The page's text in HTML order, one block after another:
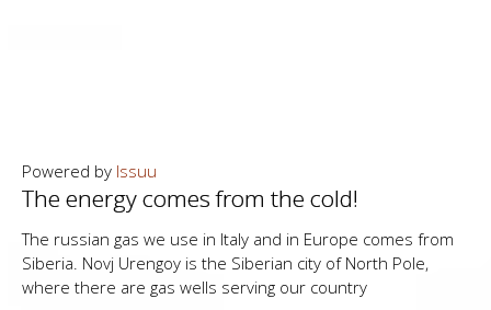
Powered by Issuu
The energy comes from the cold!
The russian gas we use in Italy and in Europe comes from
Siberia. Novj Urengoy is the Siberian city of North Pole,
where there are gas wells serving our country